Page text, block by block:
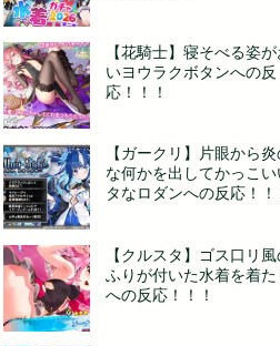
【花騎士】寝そべる姿
いヨウラクボタンへの反
応！！！
【ガークリ】片眼から炎
な何かを出してかっこ
タなロダンへの反応！！
【クルスタ】ゴス口リ風
ふりが付いた水着を着た
への反応！！！